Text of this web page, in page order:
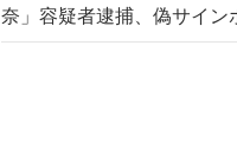
奈」容疑者逮捕、偽サイ